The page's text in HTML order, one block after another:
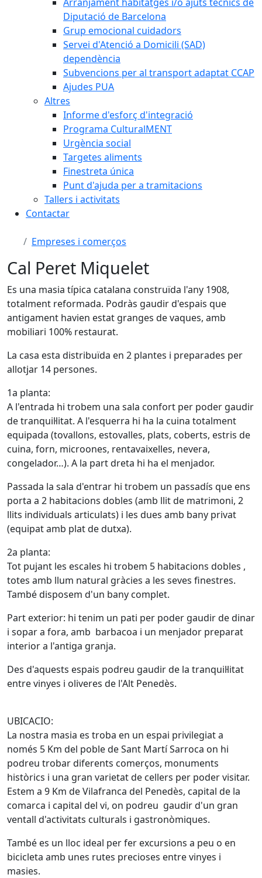
Diputació de Barcelona
Grup emocional cuidadors
Servei d'Atenció a Domicili (SAD)
dependència
Subvencions per al transport adaptat CCAP
Ajudes PUA
Altres
Informe d'esforç d'integració
Programa CulturalMENT
Urgència social
Targetes aliments
Finestreta única
Punt d'ajuda per a tramitacions
Tallers i activitats
Contactar
Empreses i comerços
Cal Peret Miquelet
Es una masia típica catalana construïda l'any 1908,
totalment reformada. Podràs gaudir d'espais que
antigament havien estat granges de vaques, amb
mobiliari 100% restaurat.
La casa esta distribuïda en 2 plantes i preparades per
allotjar 14 persones.
1a planta:
A l'entrada hi trobem una sala confort per poder gaudir
de tranquil·litat. A l'esquerra hi ha la cuina totalment
equipada (tovallons, estovalles, plats, coberts, estris de
cuina, forn, microones, rentavaixelles, nevera,
congelador…). A la part dreta hi ha el menjador.
Passada la sala d'entrar hi trobem un passadís que ens
porta a 2 habitacions dobles (amb llit de matrimoni, 2
llits individuals articulats) i les dues amb bany privat
(equipat amb plat de dutxa).
2a planta:
Tot pujant les escales hi trobem 5 habitacions dobles ,
totes amb llum natural gràcies a les seves finestres.
També disposem d'un bany complet.
Part exterior: hi tenim un pati per poder gaudir de dinar
i sopar a fora, amb barbacoa i un menjador preparat
interior a l'antiga granja.
Des d'aquests espais podreu gaudir de la tranquil·litat
entre vinyes i oliveres de l'Alt Penedès.
UBICACIO:
La nostra masia es troba en un espai privilegiat a
només 5 Km del poble de Sant Martí Sarroca on hi
podreu trobar diferents comerços, monuments
històrics i una gran varietat de cellers per poder visitar.
Estem a 9 Km de Vilafranca del Penedès, capital de la
comarca i capital del vi, on podreu gaudir d'un gran
ventall d'activitats culturals i gastronòmiques.
També es un lloc ideal per fer excursions a peu o en
bicicleta amb unes rutes precioses entre vinyes i
masies.